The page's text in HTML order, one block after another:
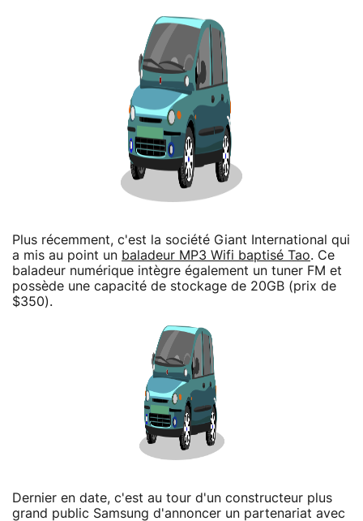
Plus récemment, c'est la société Giant International qui
a mis au point un baladeur MP3 Wifi baptisé Tao. Ce
baladeur numérique intègre également un tuner FM et
possède une capacité de stockage de 20GB (prix de
$350).
Dernier en date, c'est au tour d'un constructeur plus
grand public Samsung d'annoncer un partenariat avec